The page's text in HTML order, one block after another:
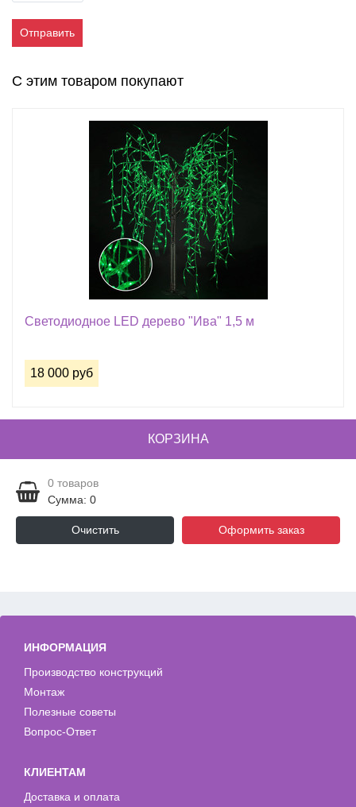
Отправить
С этим товаром покупают
Светодиодное LED дерево "Ива" 1,5 м
18 000 руб
КОРЗИНА
0 товаров
Сумма: 0
Очистить Оформить заказ
ИНФОРМАЦИЯ
Производство конструкций
Монтаж
Полезные советы
Вопрос-Ответ
КЛИЕНТАМ
Доставка и оплата